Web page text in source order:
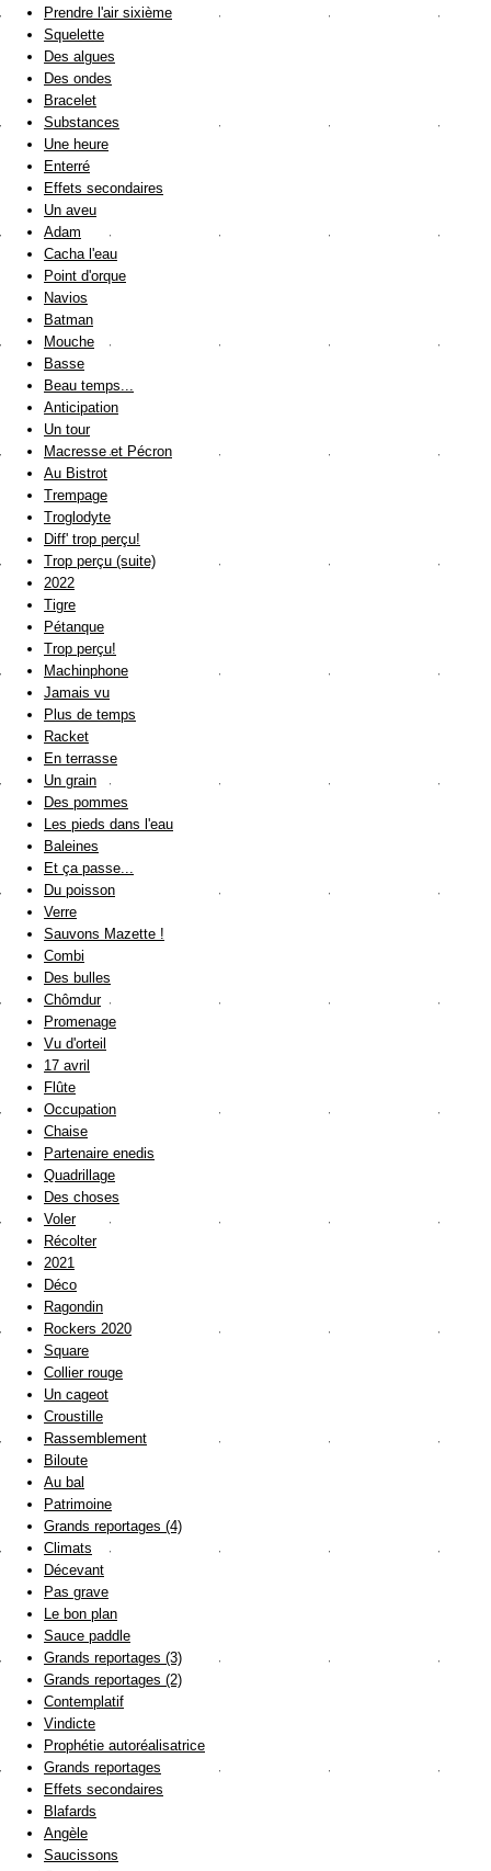
Prendre l'air sixième
Squelette
Des algues
Des ondes
Bracelet
Substances
Une heure
Enterré
Effets secondaires
Un aveu
Adam
Cacha l'eau
Point d'orque
Navios
Batman
Mouche
Basse
Beau temps...
Anticipation
Un tour
Macresse et Pécron
Au Bistrot
Trempage
Troglodyte
Diff' trop perçu!
Trop perçu (suite)
2022
Tigre
Pétanque
Trop perçu!
Machinphone
Jamais vu
Plus de temps
Racket
En terrasse
Un grain
Des pommes
Les pieds dans l'eau
Baleines
Et ça passe...
Du poisson
Verre
Sauvons Mazette !
Combi
Des bulles
Chômdur
Promenage
Vu d'orteil
17 avril
Flûte
Occupation
Chaise
Partenaire enedis
Quadrillage
Des choses
Voler
Récolter
2021
Déco
Ragondin
Rockers 2020
Square
Collier rouge
Un cageot
Croustille
Rassemblement
Biloute
Au bal
Patrimoine
Grands reportages (4)
Climats
Décevant
Pas grave
Le bon plan
Sauce paddle
Grands reportages (3)
Grands reportages (2)
Contemplatif
Vindicte
Prophétie autoréalisatrice
Grands reportages
Effets secondaires
Blafards
Angèle
Saucissons